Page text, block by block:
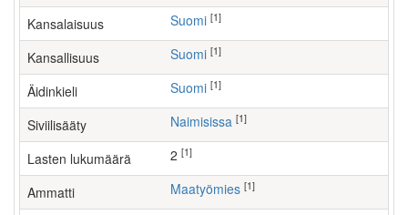
Kansalaisuus Suomi [1]
Kansallisuus Suomi [1]
Äidinkieli Suomi [1]
Siviilisääty Naimisissa [1]
Lasten lukumäärä [1]
Ammatti maatyömies [1]